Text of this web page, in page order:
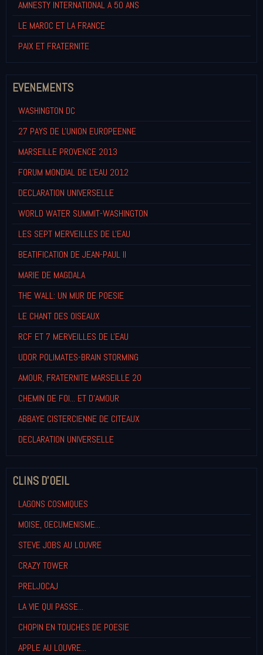
AMNESTY INTERNATIONAL A 50 ANS
LE MAROC ET LA FRANCE
PAIX ET FRATERNITE
EVENEMENTS
WASHINGTON DC
27 PAYS DE L'UNION EUROPEENNE
MARSEILLE PROVENCE 2013
FORUM MONDIAL DE L'EAU 2012
DECLARATION UNIVERSELLE
WORLD WATER SUMMIT-WASHINGTON
LES SEPT MERVEILLES DE L'EAU
BEATIFICATION DE JEAN-PAUL II
MARIE DE MAGDALA
THE WALL: UN MUR DE POESIE
LE CHANT DES OISEAUX
RCF ET 7 MERVEILLES DE L'EAU
UDOR POLIMATES-BRAIN STORMING
AMOUR, FRATERNITE MARSEILLE 20
CHEMIN DE FOI... ET D'AMOUR
ABBAYE CISTERCIENNE DE CITEAUX
DECLARATION UNIVERSELLE
CLINS D'OEIL
LAGONS COSMIQUES
MOISE, OECUMENISME...
STEVE JOBS AU LOUVRE
CRAZY TOWER
PRELJOCAJ
LA VIE QUI PASSE...
CHOPIN EN TOUCHES DE POESIE
APPLE AU LOUVRE...